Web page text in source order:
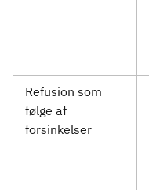
Refusion som
følge af
forsinkelser